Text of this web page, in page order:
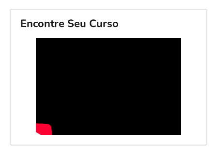
Encontre Seu Curso